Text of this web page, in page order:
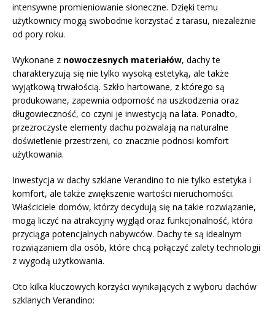
intensywne promieniowanie słoneczne. Dzięki temu
użytkownicy mogą swobodnie korzystać z tarasu, niezależnie
od pory roku.
Wykonane z nowoczesnych materiałów, dachy te
charakteryzują się nie tylko wysoką estetyką, ale także
wyjątkową trwałością. Szkło hartowane, z którego są
produkowane, zapewnia odporność na uszkodzenia oraz
długowieczność, co czyni je inwestycją na lata. Ponadto,
przezroczyste elementy dachu pozwalają na naturalne
doświetlenie przestrzeni, co znacznie podnosi komfort
użytkowania.
Inwestycja w dachy szklane Verandino to nie tylko estetyka i
komfort, ale także zwiększenie wartości nieruchomości.
Właściciele domów, którzy decydują się na takie rozwiązanie,
mogą liczyć na atrakcyjny wygląd oraz funkcjonalność, która
przyciąga potencjalnych nabywców. Dachy te są idealnym
rozwiązaniem dla osób, które chcą połączyć zalety technologii
z wygodą użytkowania.
Oto kilka kluczowych korzyści wynikających z wyboru dachów
szklanych Verandino: